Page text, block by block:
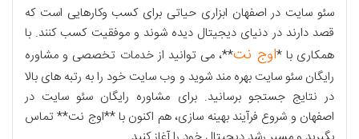
سئو سایت در اصفهان ابزاری حیاتی برای کسب وکارهایی است که
قصد دارند در دنیای دیجیتال دیده شوند و موفقیت کسب کنند. با
همکاری با *اوج نت**، می توانید از خدمات تخصصی و مشاوره
رایگان سئو سایت بهره مند شوید و وب سایت خود را به رتبه های بالا
در نتایج جستجو برسانید. برای مشاوره رایگان سئو سایت در
اصفهان و شروع فرآیند بهینه سازی، هم اکنون با **اوج نت** تماس